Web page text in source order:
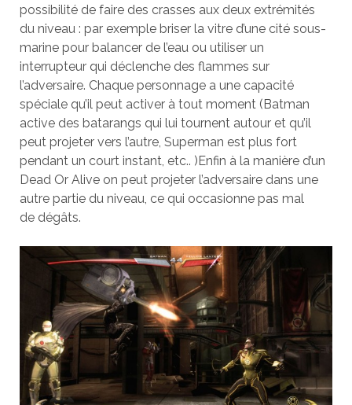
possibilité de faire des crasses aux deux extrémités
du niveau : par exemple briser la vitre d’une cité sous-
marine pour balancer de l’eau ou utiliser un
interrupteur qui déclenche des flammes sur
l’adversaire. Chaque personnage a une capacité
spéciale qu’il peut activer à tout moment (Batman
active des batarangs qui lui tournent autour et qu’il
peut projeter vers l’autre, Superman est plus fort
pendant un court instant, etc.. )Enfin à la manière d’un
Dead Or Alive on peut projeter l’adversaire dans une
autre partie du niveau, ce qui occasionne pas mal
de dégâts.